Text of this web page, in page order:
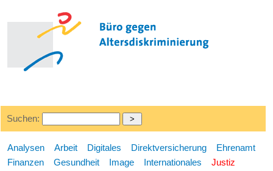
Suchen:
Analysen Arbeit Digitales Direktversicherung
Ehrenamt
Finanzen
Gesundheit Image Internationales
Justiz